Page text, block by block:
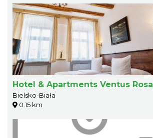
Hotel & Apartments Ventus Rosa
Bielsko-Biała
0.15 km